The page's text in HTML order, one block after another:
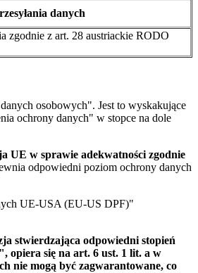
danych
zgodnie z art. 28 austriackie RODO
osobowych". Jest to wyskakujące
ochrony danych" w stopce na dole
UE w sprawie adekwatności zgodnie
odpowiedni poziom ochrony danych
UE-USA (EU-US DPF)"
stwierdzająca odpowiedni stopień
opiera się na art. 6 ust. 1 lit. a w
nie mogą być zagwarantowane, co